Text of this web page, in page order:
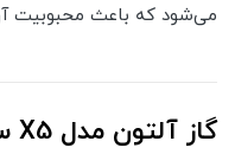
می‌شود که باعث محبوبیت
گاز آلتون مدل X5 سفید